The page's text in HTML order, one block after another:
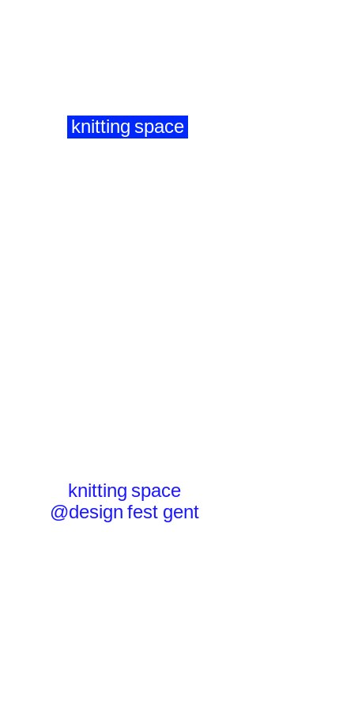
knitting space
knitting space
@design fest gent